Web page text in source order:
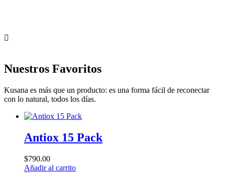
Nuestros Favoritos
Kusana es más que un producto: es una forma fácil de reconectar
con lo natural, todos los días.
Antiox 15 Pack
$790.00
Añadir al carrito